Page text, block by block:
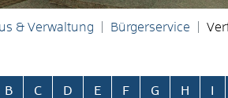
& Verwaltung Bürgerservice
Register überspringen
B C D E F G H